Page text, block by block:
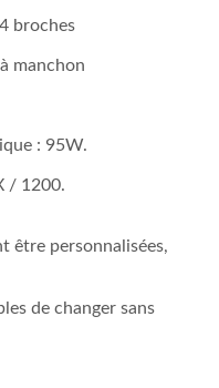
broches
manchon
: 95W.
/ 1200.
être personnalisées,
de changer sans